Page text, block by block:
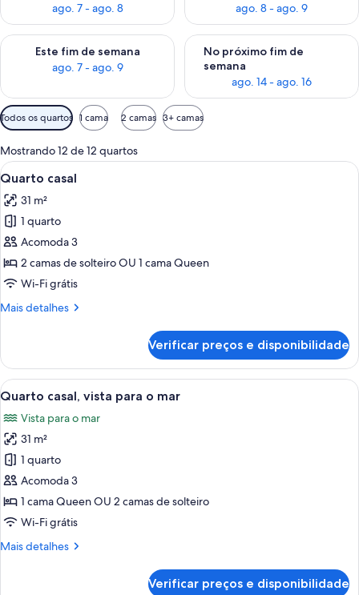
ago. 7 - ago. 8
ago. 8 - ago. 9
Este fim de semana
ago. 7 - ago. 9
Verifica a disponibilidade para este fim de semana, ago. 7 -
No próximo fim de
semana
ago. 14 - ago. 16
Verifica a disponibilidade
Filtros
disponíveis
para
os
quartos
Todos os quartos 1 cama 2 camas 3+ camas
Mostrando 12 de 12 quartos
Carrega
todas
as
fotos
de
Quarto
casal
Quarto de hotel com uma cama
7
Quarto casal
31 m²
1 quarto
Acomoda 3
2 camas de solteiro OU 1 cama Queen
Wi-Fi grátis
Mais detalhes
Mais
casal
Verificar preços e disponibilidade
Carrega
todas
as
fotos
de
Quarto
casal,
vista
o
Vista costeira com palmeiras, uma
7
Quarto casal, vista para o mar
Vista para o mar
31 m²
1 quarto
Acomoda 3
1 cama Queen OU 2 camas de solteiro
Wi-Fi grátis
Mais detalhes
Mais
Verificar preços e disponibilidade